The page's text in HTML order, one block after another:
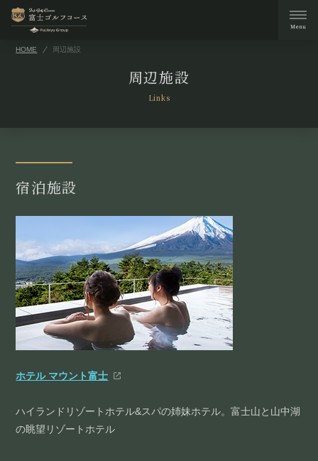
HOME 周辺施設
周辺施設
Links
宿泊施設
ホテル マウント富士
ハイランドリゾートホテル&スパの姉妹ホテル。富士山と山中湖
の眺望リゾートホテル